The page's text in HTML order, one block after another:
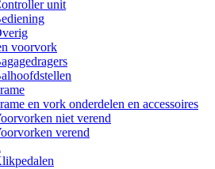
unit
voorvork
en vork onderdelen en accessoires
niet verend
verend